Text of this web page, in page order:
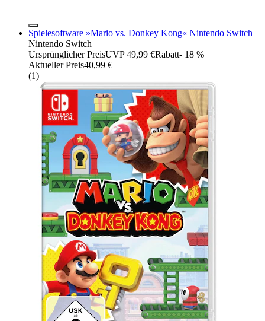
Spielesoftware »Mario vs. Donkey Kong« Nintendo Switch
Nintendo Switch
Ursprünglicher PreisUVP 49,99 €Rabatt- 18 %
Aktueller Preis40,99 €
(1)